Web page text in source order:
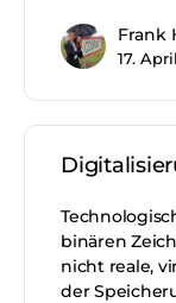
Frank
17.
binären
nicht reale,
der